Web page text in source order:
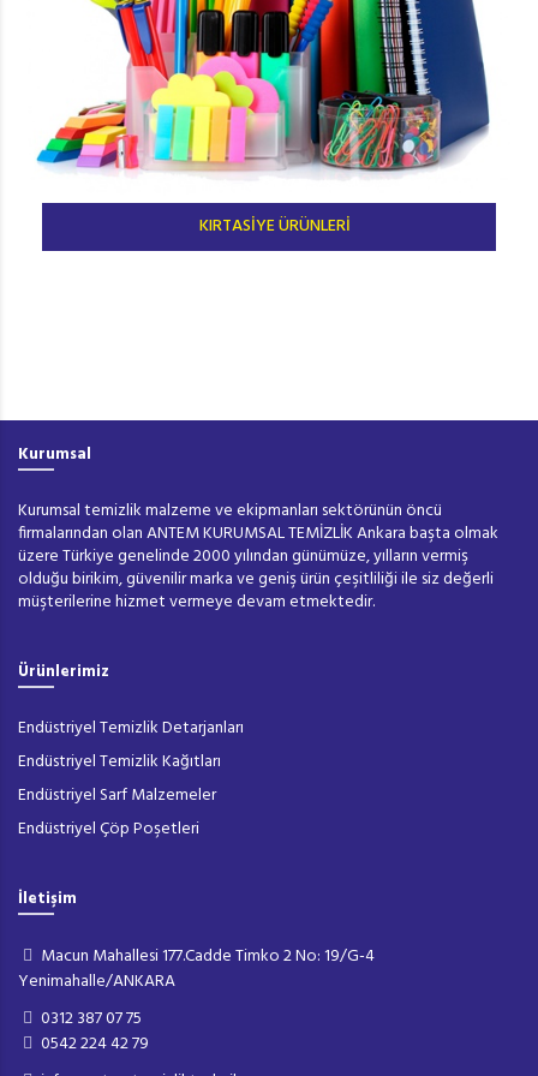
KIRTASİYE ÜRÜNLERİ
Kurumsal
Kurumsal temizlik malzeme ve ekipmanları sektörünün öncü
firmalarından olan ANTEM KURUMSAL TEMİZLİK Ankara başta olmak
üzere Türkiye genelinde 2000 yılından günümüze, yılların vermiş
olduğu birikim, güvenilir marka ve geniş ürün çeşitliliği ile siz değerli
müşterilerine hizmet vermeye devam etmektedir.
Ürünlerimiz
Endüstriyel Temizlik Detarjanları
Endüstriyel Temizlik Kağıtları
Endüstriyel Sarf Malzemeler
Endüstriyel Çöp Poşetleri
İletişim
Macun Mahallesi 177.Cadde Timko 2 No: 19/G-4
Yenimahalle/ANKARA
0312 387 07 75
0542 224 42 79